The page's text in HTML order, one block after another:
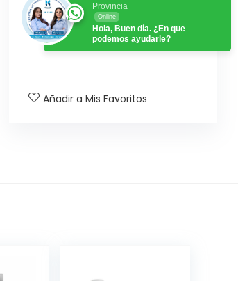
Provincia
Online
Hola, Buen día. ¿En que
podemos ayudarle?
Añadir a Mis Favoritos